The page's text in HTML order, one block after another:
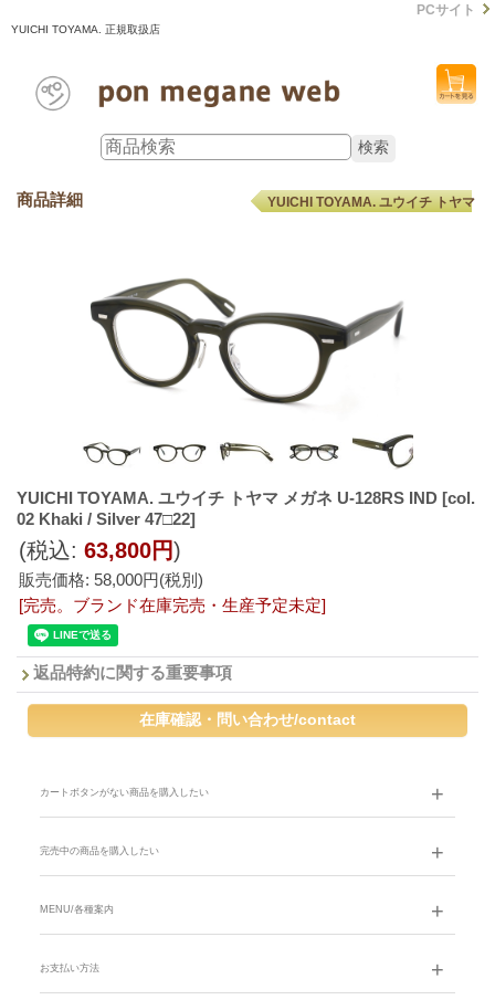
YUICHI TOYAMA. 正規取扱店
PCサイト
商品詳細 YUICHI TOYAMA. ユウイチ トヤマ
YUICHI TOYAMA. ユウイチ トヤマ メガネ U-128RS IND [col.
02 Khaki / Silver 47□22]
販売価格: 58,000円(税別)
(税込: 63,800円)
[完売。ブランド在庫完売・生産予定未定]
返品特約に関する重要事項
カートボタンがない商品を購入したい
完売中の商品を購入したい
MENU/各種案内
お支払い方法